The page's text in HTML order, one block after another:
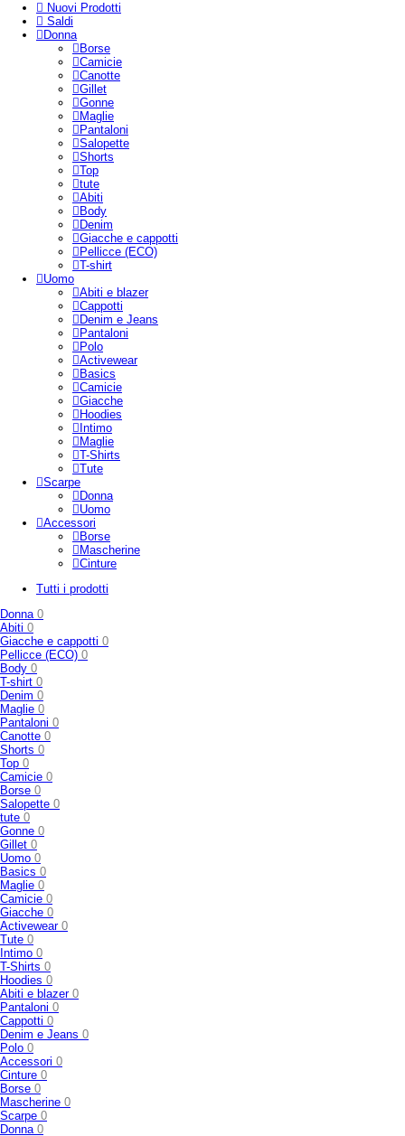
Nuovi Prodotti
Saldi
Donna
Borse
Camicie
Canotte
Gillet
Gonne
Maglie
Pantaloni
Salopette
Shorts
Top
tute
Abiti
Body
Denim
Giacche e cappotti
Pellicce (ECO)
T-shirt
Uomo
Abiti e blazer
Cappotti
Denim e Jeans
Pantaloni
Polo
Activewear
Basics
Camicie
Giacche
Hoodies
Intimo
Maglie
T-Shirts
Tute
Scarpe
Donna
Uomo
Accessori
Borse
Mascherine
Cinture
Tutti i prodotti
Donna 0
Abiti 0
Giacche e cappotti 0
Pellicce (ECO) 0
Body 0
T-shirt 0
Denim 0
Maglie 0
Pantaloni 0
Canotte 0
Shorts 0
Top 0
Camicie 0
Borse 0
Salopette 0
tute 0
Gonne 0
Gillet 0
Uomo 0
Basics 0
Maglie 0
Camicie 0
Giacche 0
Activewear 0
Tute 0
Intimo 0
T-Shirts 0
Hoodies 0
Abiti e blazer 0
Pantaloni 0
Cappotti 0
Denim e Jeans 0
Polo 0
Accessori 0
Cinture 0
Borse 0
Mascherine 0
Scarpe 0
Donna 0